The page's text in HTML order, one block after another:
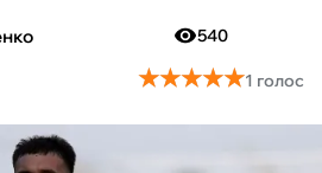
540
★★★★★
★★★★★1 голос